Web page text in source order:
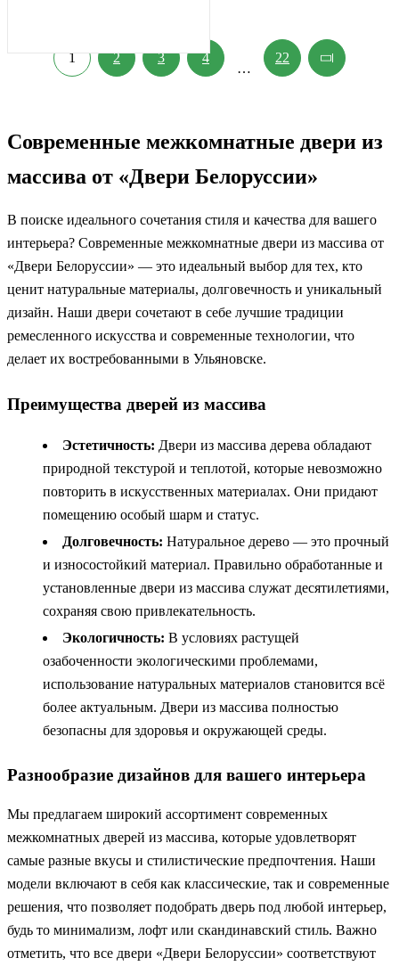
1 2 3 4
…
22
Современные межкомнатные двери из
массива от «Двери Белоруссии»
В поиске идеального сочетания стиля и качества для вашего
интерьера? Современные межкомнатные двери из массива от
«Двери Белоруссии» — это идеальный выбор для тех, кто
ценит натуральные материалы, долговечность и уникальный
дизайн. Наши двери сочетают в себе лучшие традиции
ремесленного искусства и современные технологии, что
делает их востребованными в Ульяновске.
Преимущества дверей из массива
Эстетичность: Двери из массива дерева обладают
природной текстурой и теплотой, которые невозможно
повторить в искусственных материалах. Они придают
помещению особый шарм и статус.
Долговечность: Натуральное дерево — это прочный
и износостойкий материал. Правильно обработанные и
установленные двери из массива служат десятилетиями,
сохраняя свою привлекательность.
Экологичность: В условиях растущей
озабоченности экологическими проблемами,
использование натуральных материалов становится всё
более актуальным. Двери из массива полностью
безопасны для здоровья и окружающей среды.
Разнообразие дизайнов для вашего интерьера
Мы предлагаем широкий ассортимент современных
межкомнатных дверей из массива, которые удовлетворят
самые разные вкусы и стилистические предпочтения. Наши
модели включают в себя как классические, так и современные
решения, что позволяет подобрать дверь под любой интерьер,
будь то минимализм, лофт или скандинавский стиль. Важно
отметить, что все двери «Двери Белоруссии» соответствуют